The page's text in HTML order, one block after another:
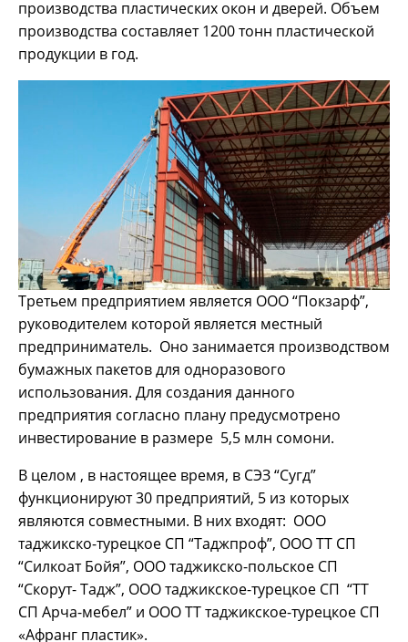
производства пластических окон и дверей. Объем
производства составляет 1200 тонн пластической
продукции в год.
Третьем предприятием является ООО “Покзарф”,
руководителем которой является местный
предприниматель. Оно занимается производством
бумажных пакетов для одноразового
использования. Для создания данного
предприятия согласно плану предусмотрено
инвестирование в размере 5,5 млн сомони.
В целом , в настоящее время, в СЭЗ “Сугд”
функционируют 30 предприятий, 5 из которых
являются совместными. В них входят: ООО
таджикско-турецкое СП “Таджпроф”, ООО ТТ СП
“Силкоат Бойя”, ООО таджикско-польское СП
“Скорут- Тадж”, ООО таджикское-турецкое СП “ТТ
СП Арча-мебел” и ООО ТТ таджикское-турецкое СП
«Афранг пластик».